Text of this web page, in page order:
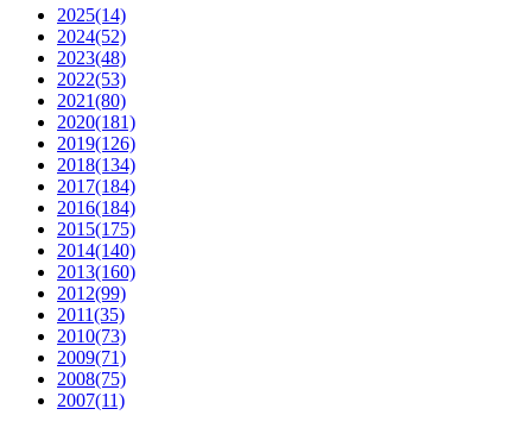
2025(14)
2024(52)
2023(48)
2022(53)
2021(80)
2020(181)
2019(126)
2018(134)
2017(184)
2016(184)
2015(175)
2014(140)
2013(160)
2012(99)
2011(35)
2010(73)
2009(71)
2008(75)
2007(11)